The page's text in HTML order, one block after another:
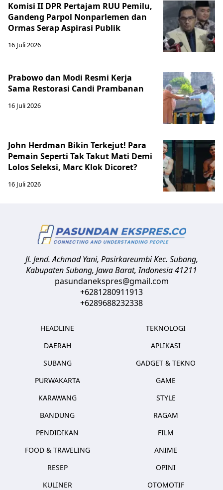
Komisi II DPR Pertajam RUU Pemilu,
Gandeng Parpol Nonparlemen dan
Ormas Serap Aspirasi Publik
16 Juli 2026
Prabowo dan Modi Resmi Kerja
Sama Restorasi Candi Prambanan
16 Juli 2026
John Herdman Bikin Terkejut! Para
Pemain Seperti Tak Takut Mati Demi
Lolos Seleksi, Marc Klok Dicoret?
16 Juli 2026
Jl. Jend. Achmad Yani, Pasirkareumbi Kec. Subang,
Kabupaten Subang, Jawa Barat,Indonesia41211
pasundanekspres@gmail.com
+6281280911913
+6289688232338
HEADLINE
DAERAH
SUBANG
PURWAKARTA
KARAWANG
BANDUNG
PENDIDIKAN
FOOD & TRAVELING
RESEP
KULINER
TEKNOLOGI
APLIKASI
GADGET & TEKNO
GAME
STYLE
RAGAM
FILM
ANIME
OPINI
OTOMOTIF